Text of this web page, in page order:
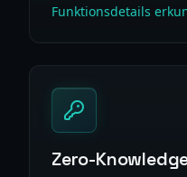
Funktionsdetails
Zero-